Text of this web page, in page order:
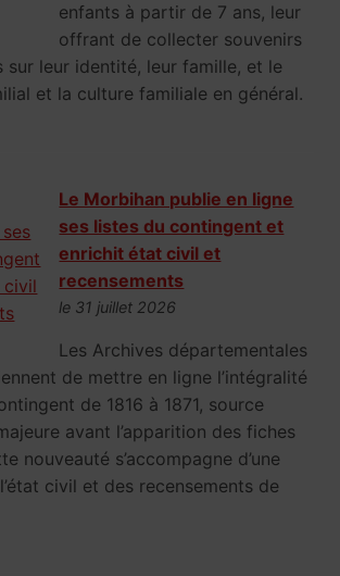
enfants à partir de 7 ans, leur
offrant de collecter souvenirs
sur leur identité, leur famille, et le
et la culture familiale en général.
Le Morbihan publie en ligne
ses listes du contingent et
enrichit état civil et
recensements
le 31 juillet 2026
Les Archives départementales
de mettre en ligne l’intégralité
de 1816 à 1871, source
avant l’apparition des fiches
nouveauté s’accompagne d’une
civil et des recensements de